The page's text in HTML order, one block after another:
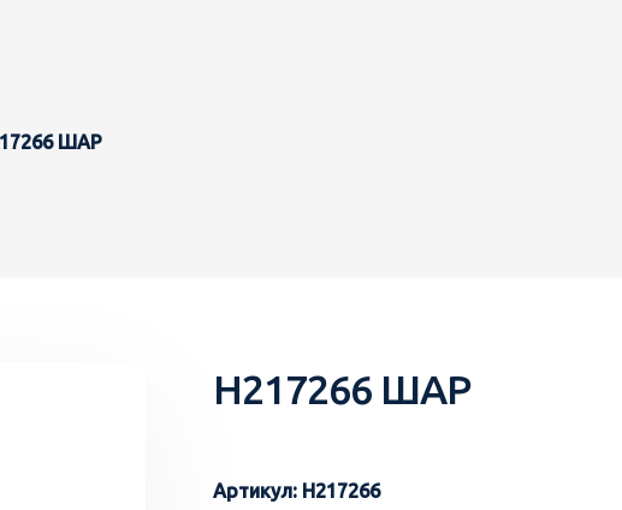
ШАР
H217266 ШАР
Артикул: H217266